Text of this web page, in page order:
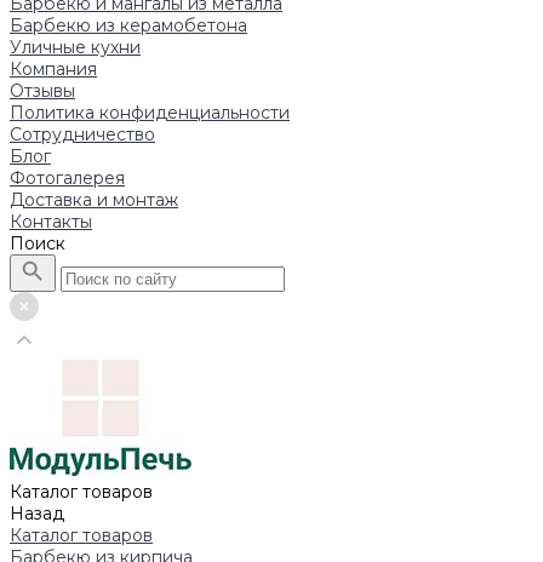
Барбекю из керамобетона
Уличные кухни
Компания
Отзывы
Политика конфиденциальности
Сотрудничество
Блог
Фотогалерея
Доставка и монтаж
Контакты
Поиск
Каталог товаров
Назад
Каталог товаров
Барбекю из кирпича